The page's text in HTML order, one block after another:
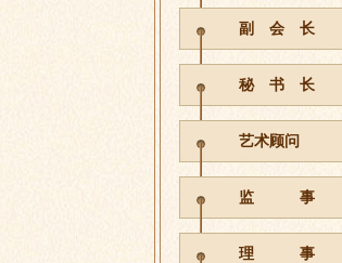
副 会 长
秘 书 长
艺术顾问
监 事
理 事